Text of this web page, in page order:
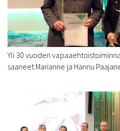
Yli 30 vuoden
saaneet Marianne ja Hannu